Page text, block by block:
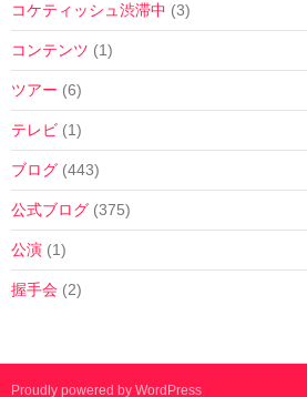
コケティッシュ渋滞中 (3)
コンテンツ (1)
ツアー (6)
テレビ (1)
ブログ (443)
公式ブログ (375)
公演 (1)
握手会 (2)
Proudly powered by WordPress